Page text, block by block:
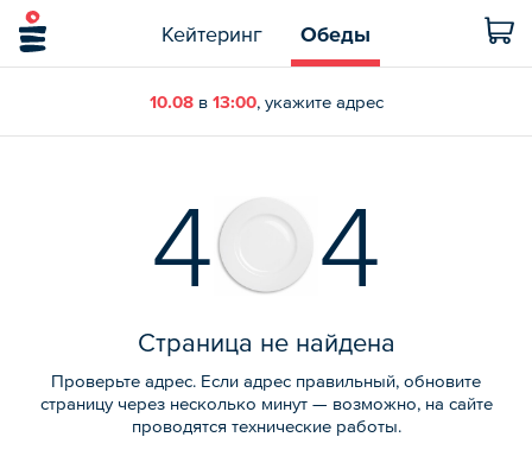
Кейтеринг Обеды
10.08в 13:00, укажите адрес
4 4
Страница не найдена
Проверьте адрес. Если адрес правильный, обновите
страницу через несколько минут — возможно, на сайте
проводятся технические работы.